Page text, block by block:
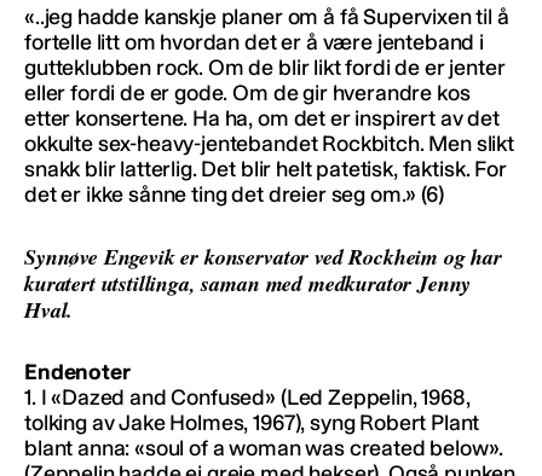
«..jeg hadde kanskje planer om å få Supervixen til å
fortelle litt om hvordan det er å være jenteband i
gutteklubben rock. Om de blir likt fordi de er jenter
eller fordi de er gode. Om de gir hverandre kos
etter konsertene. Ha ha, om det er inspirert av det
okkulte sex-heavy-jentebandet Rockbitch. Men slikt
snakk blir latterlig. Det blir helt patetisk, faktisk. For
det er ikke sånne ting det dreier seg om.» (6)
Synnøve Engevik er konservator ved Rockheim og har
kuratert utstillinga, saman med medkurator Jenny
Hval.
Endenoter
1. I «Dazed and Confused» (Led Zeppelin, 1968,
tolking av Jake Holmes, 1967), syng Robert Plant
blant anna: «soul of a woman was created below».